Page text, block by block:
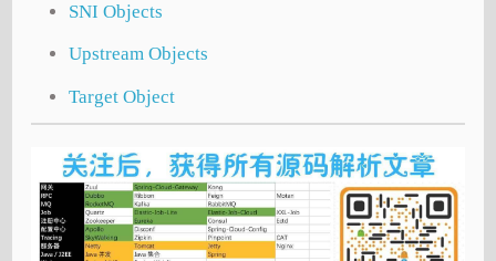
SNI Objects
Upstream Objects
Target Object